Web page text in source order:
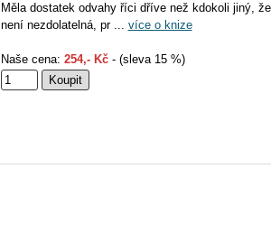
Měla dostatek odvahy říci dříve než kdokoli jiný,
není nezdolatelná, pr ... více o knize
Naše cena: 254,- Kč- (sleva 15 %)